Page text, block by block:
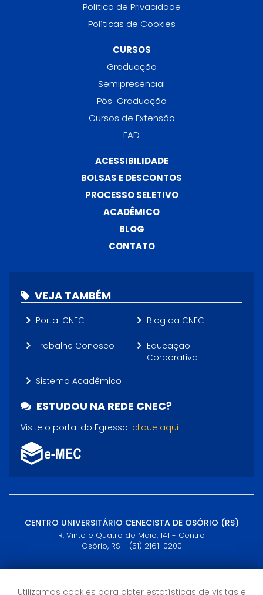
Política de Privacidade
Políticas de Cookies
CURSOS
Graduação
Semipresencial
Pós-Graduação
Cursos de Extensão
EAD
ACESSIBILIDADE
BOLSAS E DESCONTOS
PROCESSO SELETIVO
ACADÊMICO
BLOG
CONTATO
VEJA TAMBÉM
Portal CNEC Blog da CNEC
Trabalhe Conosco
Educação
Corporativa
Sistema Acadêmico
ESTUDOU NA REDE CNEC?
Visite o portal do Egresso: clique aqui
CENTRO UNIVERSITÁRIO CENECISTA DE OSÓRIO (RS)
R. Vinte e Quatro de Maio, 141 - Centro
Osório, RS - (51) 2161-0200
Semana: 09h às 21h
Utilizamos cookies para obter estatísticas de visitas e